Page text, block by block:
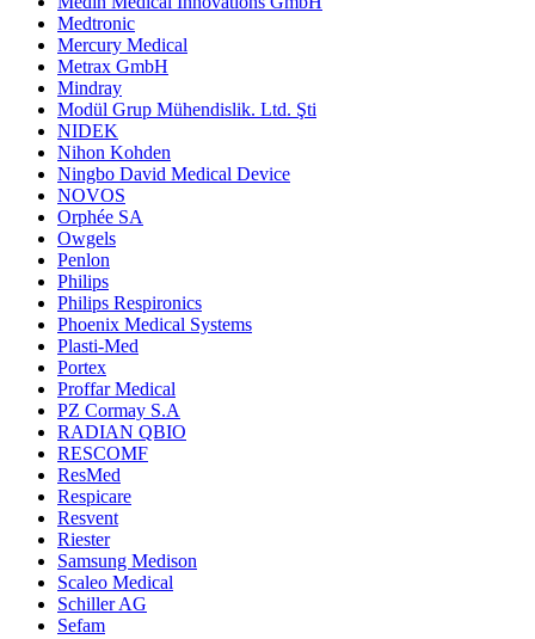
Medtronic
Mercury Medical
Metrax GmbH
Mindray
Modül Grup Mühendislik. Ltd. Şti
NIDEK
Nihon Kohden
Ningbo David Medical Device
NOVOS
Orphée SA
Owgels
Penlon
Philips
Philips Respironics
Phoenix Medical Systems
Plasti-Med
Portex
Proffar Medical
PZ Cormay S.A
RADIAN QBIO
RESCOMF
ResMed
Respicare
Resvent
Riester
Samsung Medison
Scaleo Medical
Schiller AG
Sefam